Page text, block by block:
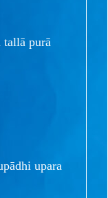
tallā purā
upara